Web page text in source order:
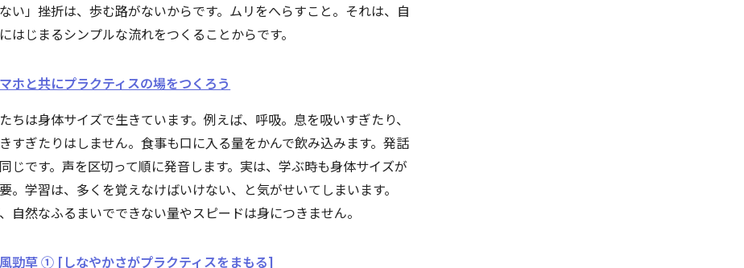
い」挫折は、歩む路がないからです。ムリをへらすこと。それは、自
はじまるシンプルな流れをつくることからです。
ホと共にプラクティスの場をつくろう
ちは身体サイズで生きています。例えば、呼吸。息を吸いすぎたり、
すぎたりはしません。食事も口に入る量をかんで飲み込みます。発話
じです。声を区切って順に発音します。実は、学ぶ時も身体サイズが
。学習は、多くを覚えなけばいけない、と気がせいてしまいます。
自然なふるまいでできない量やスピードは身につきません。
勁草 ① [しなやかさがプラクティスをまもる]